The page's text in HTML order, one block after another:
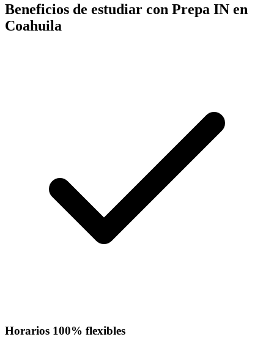
Beneficios de estudiar con Prepa IN en
Coahuila
Horarios 100% flexibles